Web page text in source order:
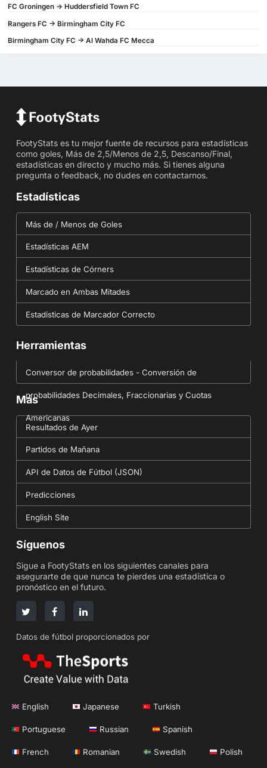
FC Groningen -> Huddersfield Town FC
Rangers FC -> Birmingham City FC
Birmingham City FC -> Al Wahda FC Mecca
FootyStats es tu mejor fuente de recursos para estadísticas
como goles, Más de 2,5/Menos de 2,5, Descanso/Final,
estadísticas en directo y mucho más. Si tienes alguna
pregunta o feedback, no dudes en contactarnos.
Estadísticas
Más de / Menos de Goles
Estadísticas AEM
Estadísticas de Córners
Marcado en Ambas Mitades
Estadísticas de Marcador Correcto
Herramientas
Conversor de probabilidades - Conversión de
probabilidades Decimales, Fraccionarias y Cuotas
Americanas
Más
Resultados de Ayer
Partidos de Mañana
API de Datos de Fútbol (JSON)
Predicciones
English Site
Síguenos
Sigue a FootyStats en los siguientes canales para
asegurarte de que nunca te pierdes una estadística o
pronóstico en el futuro.
Datos de fútbol proporcionados por
English Japanese Turkish
Portuguese Russian Spanish
French Romanian Swedish Polish